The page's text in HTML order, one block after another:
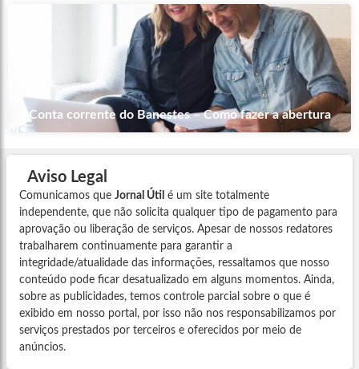
Conta corrente do Banestes – Como fazer a abertura
Aviso Legal
Comunicamos que Jornal Útil é um site totalmente
independente, que não solicita qualquer tipo de pagamento para
aprovação ou liberação de serviços. Apesar de nossos redatores
trabalharem continuamente para garantir a
integridade/atualidade das informações, ressaltamos que nosso
conteúdo pode ficar desatualizado em alguns momentos. Ainda,
sobre as publicidades, temos controle parcial sobre o que é
exibido em nosso portal, por isso não nos responsabilizamos por
serviços prestados por terceiros e oferecidos por meio de
anúncios.